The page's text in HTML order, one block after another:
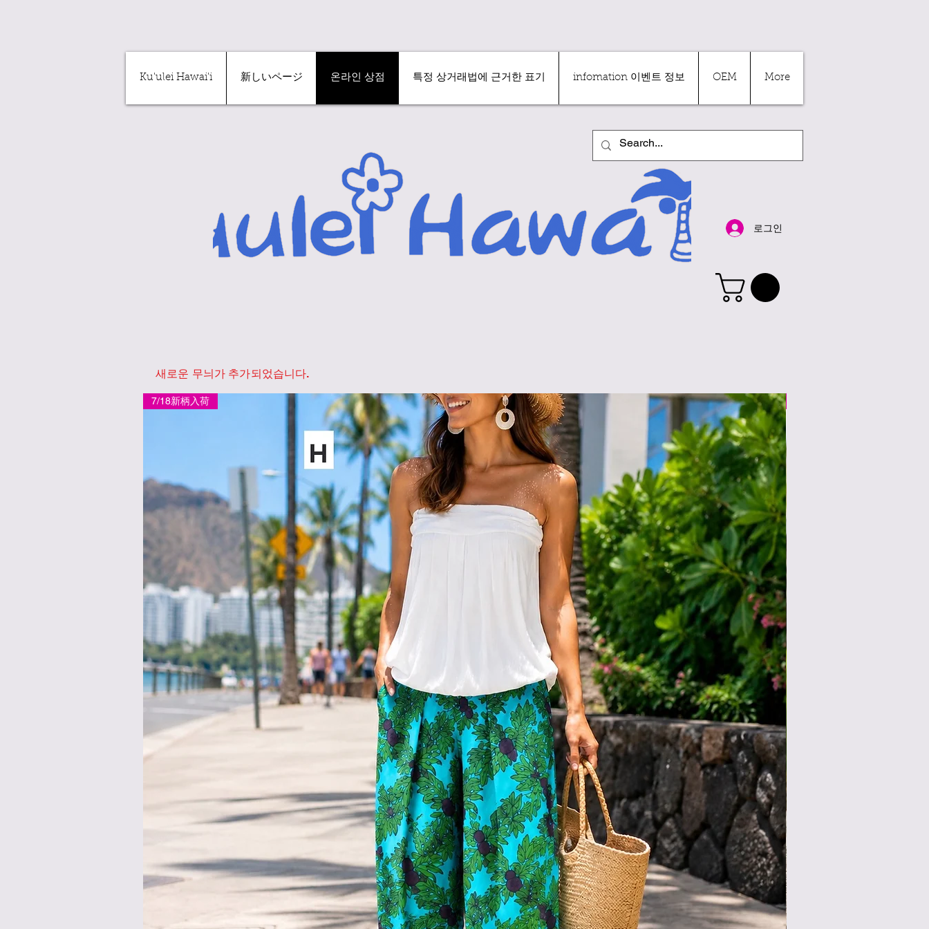
Ku'ulei Hawai'i 新しいページ 온라인 상점 특정 상거래법에 근거한 표기 infomation 이벤트 정보 OEM More
로그인
새로운 무늬가 추가되었습니다.
7/18新柄入荷